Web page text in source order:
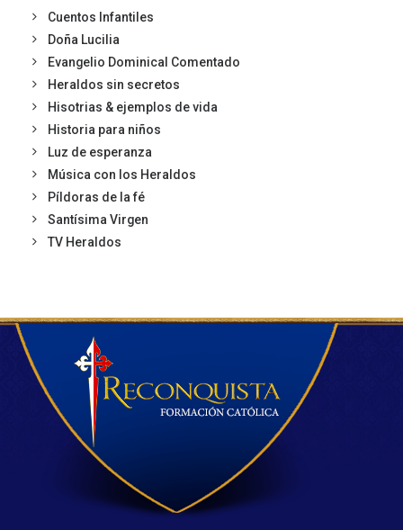
Cuentos Infantiles
Doña Lucilia
Evangelio Dominical Comentado
Heraldos sin secretos
Hisotrias & ejemplos de vida
Historia para niños
Luz de esperanza
Música con los Heraldos
Píldoras de la fé
Santísima Virgen
TV Heraldos